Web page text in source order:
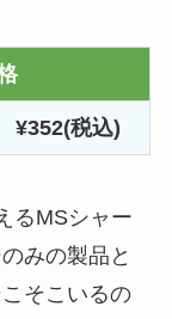
¥352(税込)
るMSシャー
みの製品と
そこいるの